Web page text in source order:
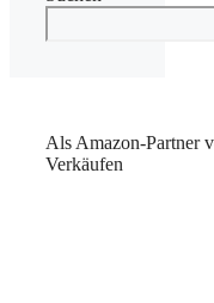
Als Amazon-Partner
Verkäufen